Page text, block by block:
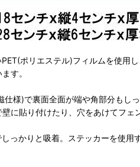
ポリエステル)フィルムを使用
す。
様)で裏面全面が端や角部分もし
に貼り付けたり、穴をあけてフ
っかりと吸着。ステッカーを使用